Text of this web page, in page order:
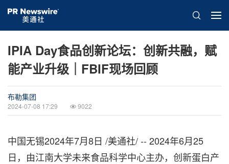
IPIA Day食品创新论坛：创新共融，赋
能产业升级｜FBIF现场回顾
布勒集团
2024-07-08 17:29 9022
中国无锡2024年7月8日 /美通社/ -- 2024年6月25
日，由江南大学未来食品科学中心主办，创新蛋白产